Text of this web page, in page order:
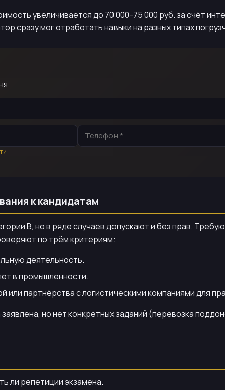
увеличивается до 70 000–75 000 руб. за счёт
сразу мог отработать навыки на разных типах
к кандидатам
B, но в ряде случаев допускают и без прав.
по трём критериям:
деятельность.
в промышленности.
или партнёрства с логистическими компаниями для
но нет конкретных заданий (перевозка
ли репетиции экзамена.